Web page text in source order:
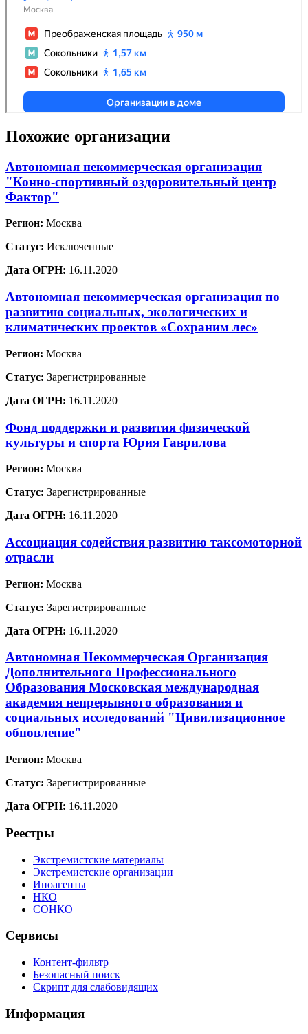
Похожие организации
Автономная некоммерческая организация
"Конно-спортивный оздоровительный центр
Фактор"
Регион: Москва
Статус: Исключенные
Дата ОГРН: 16.11.2020
Автономная некоммерческая организация по
развитию социальных, экологических и
климатических проектов «Сохраним лес»
Регион: Москва
Статус: Зарегистрированные
Дата ОГРН: 16.11.2020
Фонд поддержки и развития физической
культуры и спорта Юрия Гаврилова
Регион: Москва
Статус: Зарегистрированные
Дата ОГРН: 16.11.2020
Ассоциация содействия развитию таксомоторной
отрасли
Регион: Москва
Статус: Зарегистрированные
Дата ОГРН: 16.11.2020
Автономная Некоммерческая Организация
Дополнительного Профессионального
Образования Московская международная
академия непрерывного образования и
социальных исследований "Цивилизационное
обновление"
Регион: Москва
Статус: Зарегистрированные
Дата ОГРН: 16.11.2020
Реестры
Экстремистские материалы
Экстремистские организации
Иноагенты
НКО
СОНКО
Сервисы
Контент-фильтр
Безопасный поиск
Скрипт для слабовидящих
Информация